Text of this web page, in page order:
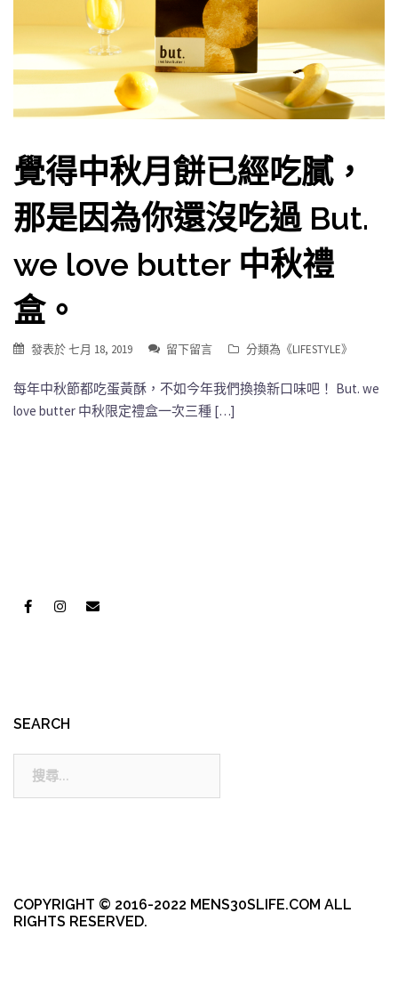
覺得中秋月餅已經吃膩，
那是因為你還沒吃過 But.
we love butter 中秋禮
盒。
發表於七月 18, 2019 留下留言 分類為《LIFESTYLE》
每年中秋節都吃蛋黃酥，不如今年我們換換新口味吧！ But. we
love butter 中秋限定禮盒一次三種 […]
SEARCH
COPYRIGHT © 2016-2022 MENS30SLIFE.COM ALL
RIGHTS RESERVED.